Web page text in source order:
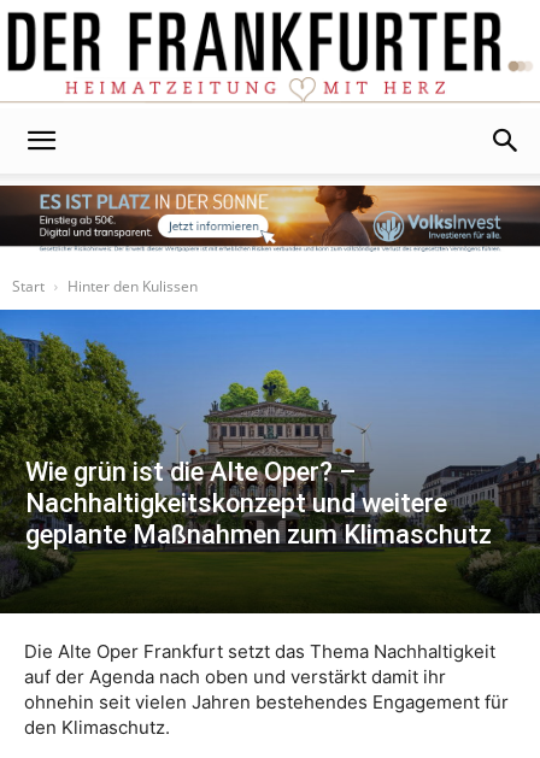
Start
Hinter den Kulissen
Wie grün ist die Alte Oper? –
Nachhaltigkeitskonzept und weitere
geplante Maßnahmen zum Klimaschutz
Die Alte Oper Frankfurt setzt das Thema Nachhaltigkeit
auf der Agenda nach oben und verstärkt damit ihr
ohnehin seit vielen Jahren bestehendes Engagement für
den Klimaschutz.